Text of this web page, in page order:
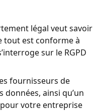
légal veut savoir
tout est conforme à
sur le RGPD
fournisseurs de
ainsi qu’un
votre entreprise